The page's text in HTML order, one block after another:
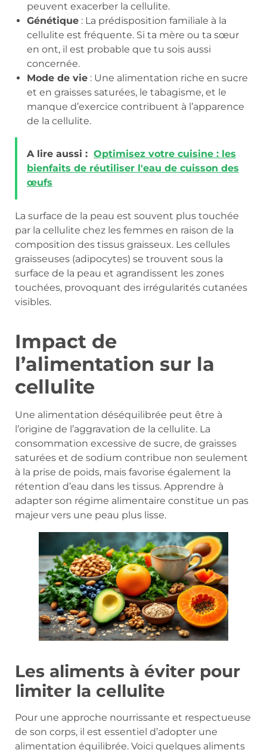
peuvent exacerber la cellulite.
Génétique : La prédisposition familiale à la
cellulite est fréquente. Si ta mère ou ta sœur
en ont, il est probable que tu sois aussi
concernée.
Mode de vie : Une alimentation riche en sucre
et en graisses saturées, le tabagisme, et le
manque d’exercice contribuent à l’apparence
de la cellulite.
A lire aussi : Optimisez votre cuisine : les
bienfaits de réutiliser l'eau de cuisson des
œufs
La surface de la peau est souvent plus touchée
par la cellulite chez les femmes en raison de la
composition des tissus graisseux. Les cellules
graisseuses (adipocytes) se trouvent sous la
surface de la peau et agrandissent les zones
touchées, provoquant des irrégularités cutanées
visibles.
Impact de
l’alimentation sur la
cellulite
Une alimentation déséquilibrée peut être à
l’origine de l’aggravation de la cellulite. La
consommation excessive de sucre, de graisses
saturées et de sodium contribue non seulement
à la prise de poids, mais favorise également la
rétention d’eau dans les tissus. Apprendre à
adapter son régime alimentaire constitue un pas
majeur vers une peau plus lisse.
Les aliments à éviter pour
limiter la cellulite
Pour une approche nourrissante et respectueuse
de son corps, il est essentiel d’adopter une
alimentation équilibrée. Voici quelques aliments